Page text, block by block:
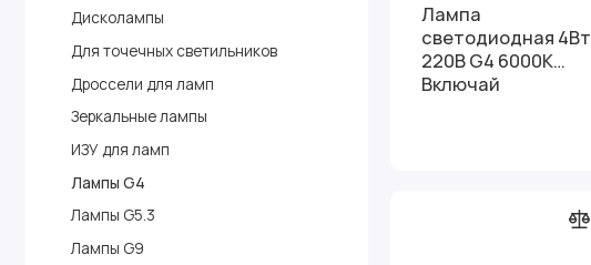
Дисколампы
Для точечных светильников
Дроссели для ламп
Зеркальные лампы
ИЗУ для ламп
Лампы G4
Лампы G5.3
Лампы G9
Лампа
светодиодная 4Вт
220В G4 6000K
Включай